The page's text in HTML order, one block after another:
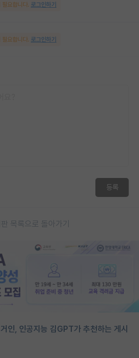
필요합니다. 로그인하기
필요합니다. 로그인하기
등록
목록으로 돌아가기
인, 인공지능 김GPT가 추천하는 게시